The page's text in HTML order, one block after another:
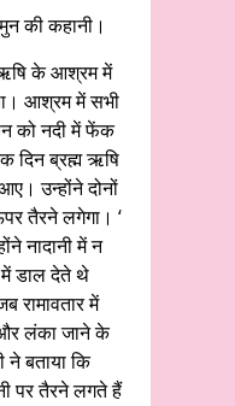
की कहानी।
ऋषि के आश्रम में
आश्रम में सभी
को नदी में फेंक
दिन ब्रह्म ऋषि
उन्होंने दोनों
तैरने लगेगा। ‘
नादानी में न
में डाल देते थे
रामावतार में
और लंका जाने के
बताया कि
पर तैरने लगते हैं